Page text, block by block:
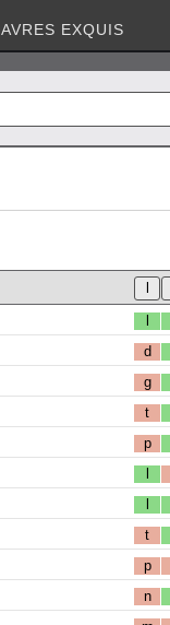
EXQUIS
l
d
g
t
p
l
l
t
p
n